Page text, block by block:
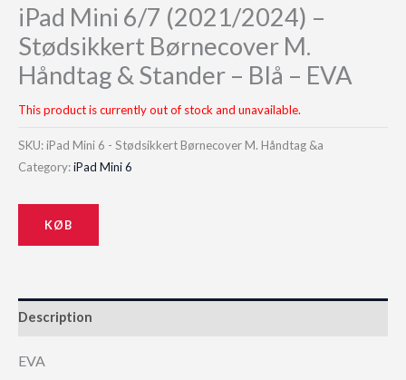
iPad Mini 6/7 (2021/2024) –
Stødsikkert Børnecover M.
Håndtag & Stander – Blå – EVA
This product is currently out of stock and unavailable.
SKU: iPad Mini 6 - Stødsikkert Børnecover M. Håndtag &a
Category:iPad Mini 6
KØB
Description
EVA